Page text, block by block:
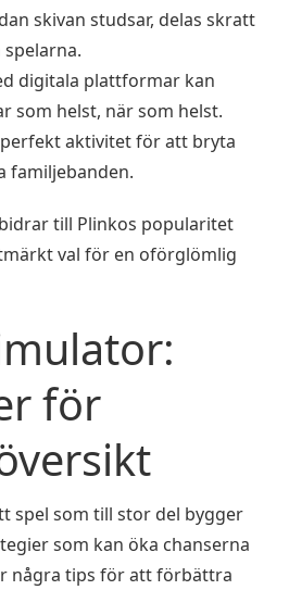
skivan studsar, delas skratt
digitala plattformar kan
som helst, när som helst.
aktivitet för att bryta
familjebanden.
till Plinkos popularitet
val för en oförglömlig
för
spel som till stor del bygger
som kan öka chanserna
några tips för att förbättra